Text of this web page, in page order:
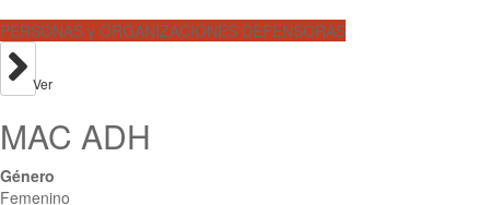
PERSONAS y ORGANIZACIONES DEFENSORAS
Ver
MAC ADH
Género
Femenino